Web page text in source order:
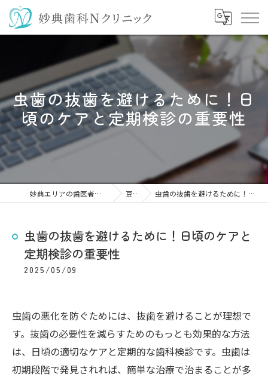
虫歯の抜歯を避けるために！日
頃のケアと定期検診の重要性
妙典エリアの歯医者なら妙典歯科Nクリニック 豆知識 虫歯の抜歯を避けるために！日頃のケアと定期検診の重要性
虫歯の抜歯を避けるために！日頃のケアと
定期検診の重要性
2025/05/09
虫歯の悪化を防ぐためには、抜歯を避けることが理想で
す。抜歯の必要性を減らすためのもっとも効果的な方法
は、日頃の適切なケアと定期的な歯科検診です。虫歯は
初期段階で発見されれば、簡単な治療で治まることが多